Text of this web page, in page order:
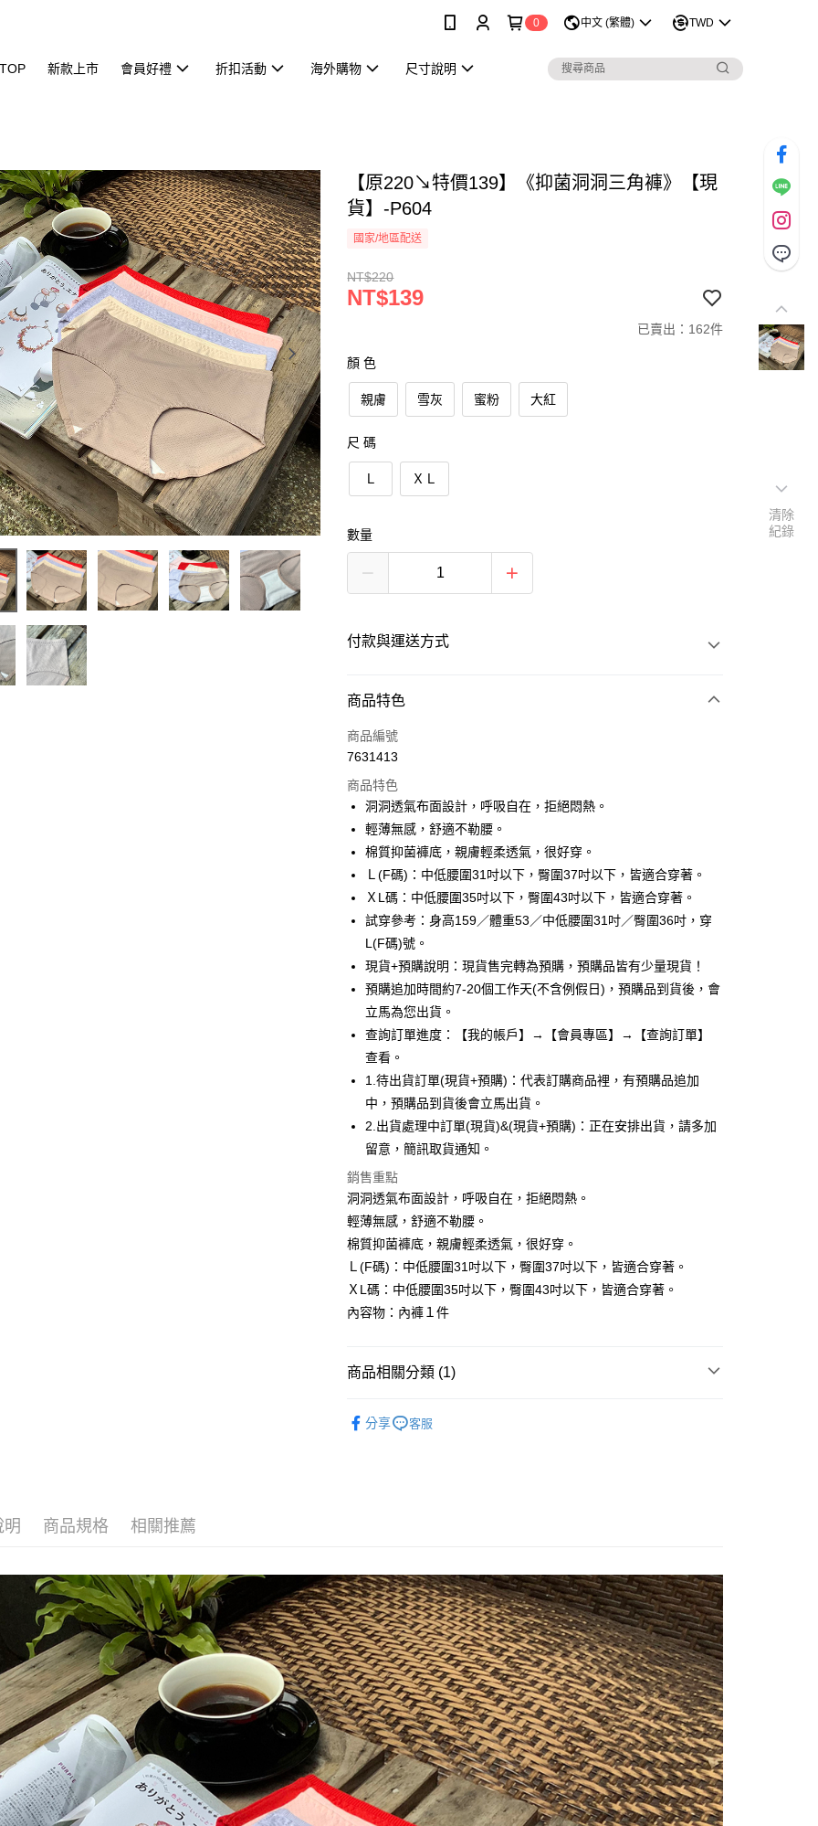
0 中文 (繁體) TWD
新款上市 會員好禮 折扣活動 海外購物 尺寸說明
【原220↘特價139】《抑菌洞洞三角褲》【現
貨】-P604
國家/地區配送
NT$220
NT$139
已賣出：162件
顏 色
親膚 雪灰 蜜粉 大紅
尺 碼
ＸＬ
數量
付款與運送方式
付款方式
信用卡一次付款
3 期 0 利率 每期 NT$46
合作金庫商業銀行
華南商業銀行
彰化商業銀行
國泰世華商業銀行
兆豐國際商業銀行
臺灣中小企業銀行
台中商業銀行
匯豐（台灣）商業銀行
華泰商業銀行
聯邦商業銀行
元大商業銀行
永豐商業銀行
台新國際商業銀行
中國信託商業銀行
台灣樂天信用卡公司
6 期 0 利率 每期NT$23
合作金庫商業銀行
第一商業銀行
華南商業銀行
彰化商業銀行
上海商業儲蓄銀行
台北富邦商業銀行
臺灣中小企業銀行
台中商業銀行
匯豐（台灣）商業銀行
聯邦商業銀行
遠東國際商業銀行
元大商業銀行
永豐商業銀行
玉山商業銀行
台灣樂天信用卡公司
超商取貨付款
LINE Pay
Apple Pay
悠遊付
全盈+PAY
AFTEE先享後付
【關於「AFTEE先享後付」】
AFTEE先享後付是「在收到商品之後才付款」的支付方式。 讓您購物簡單
便利好安心！
２．便利：只要手機號碼，簡訊認證，即可結帳。
３．安心：先確認商品／服務後，再付款。
【「AFTEE先享後付」結帳流程】
１．於結帳方式選擇「AFTEE先享後付」後，將跳轉至「AFTEE先享後
付」結帳頁面，進行簡訊認證並確認金額後，即可完成結帳。
２．訂單成立數日內，您將收到繳費通知簡訊。
３．收到繳費通知簡訊後14天內，點擊此簡訊中的連結，可透過四大超商
／ATM／網路銀行／等多元方式進行付款，方視為交易完成。
絡購買商品的店家。未經商家同意取消之訂單仍視為有效，需透過AFTEE
先享後付繳納相關費用。
付客戶支援中心」
交易，需依本服務之必要範圍內提供個人資料，並將交易相關給付款項請
結果請求用戶進行身份認證。
５．嚴禁一人註冊多個帳號或使用他人資訊註冊。若發現惡意使用之情
形，恩沛科技股份有限公司將有權停止該用戶之使用額度並採取法律行
動。
ATM付款
全家取貨付款
每筆NT$99,999
付款後全家取貨
7-11取貨付款
每筆NT$99,999
每筆NT$99,999
每筆NT$99,999
商品特色
商品編號
7631413
商品特色
洞洞透氣布面設計，呼吸自在，拒絕悶熱。
輕薄無感，舒適不勒腰。
棉質抑菌褲底，親膚輕柔透氣，很好穿。
Ｌ(F碼)：中低腰圍31吋以下，臀圍37吋以下，皆適合穿著。
ＸL碼：中低腰圍35吋以下，臀圍43吋以下，皆適合穿著。
試穿參考：身高159／體重53／中低腰圍31吋／臀圍36吋，穿
L(F碼)號。
現貨+預購說明：現貨售完轉為預購，預購品皆有少量現貨！
預購追加時間約7-20個工作天(不含例假日)，預購品到貨後，會
立馬為您出貨。
查詢訂單進度：【我的帳戶】→【會員專區】→【查詢訂單】
查看。
1.待出貨訂單(現貨+預購)：代表訂購商品裡，有預購品追加
中，預購品到貨後會立馬出貨。
2.出貨處理中訂單(現貨)&(現貨+預購)：正在安排出貨，請多加
留意，簡訊取貨通知。
銷售重點
洞洞透氣布面設計，呼吸自在，拒絕悶熱。
輕薄無感，舒適不勒腰。
棉質抑菌褲底，親膚輕柔透氣，很好穿。
Ｌ(F碼)：中低腰圍31吋以下，臀圍37吋以下，皆適合穿著。
ＸL碼：中低腰圍35吋以下，臀圍43吋以下，皆適合穿著。
內容物：內褲１件
商品相關分類 (1)
分享
客服
明 商品規格 相關推薦
清除
紀錄